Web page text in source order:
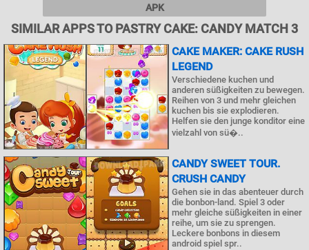
APK
SIMILAR APPS TO PASTRY CAKE: CANDY MATCH 3
CAKE MAKER: CAKE RUSH
LEGEND
Verschiedene kuchen und
anderen süßigkeiten zu bewegen.
Reihen von 3 und mehr gleichen
kuchen bis sie explodieren.
Helfen sie den junge konditor eine
vielzahl von sü�..
CANDY SWEET TOUR.
CRUSH CANDY
Gehen sie in das abenteuer durch
die bonbon-land. Spiel 3 oder
mehr gleiche süßigkeiten in einer
reihe, um sie zu sprengen.
Leckere bonbons in diesem
android spiel spr..